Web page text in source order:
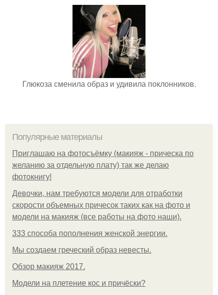
Глюкоза сменила образ и удивила поклонников.
Популярные материалы
Приглашаю на фотосъёмку (макияж - прическа по
желанию за отдельную плату) так же делаю
фотокнигу!
Девочки, нам требуются модели для отработки
скорости объемных причесок таких как на фото и
модели на макияж (все работы на фото наши).
333 способа пополнения женской энергии.
Мы создаем греческий образ невесты.
Обзор макияж 2017.
Модели на плетение кос и причёски?